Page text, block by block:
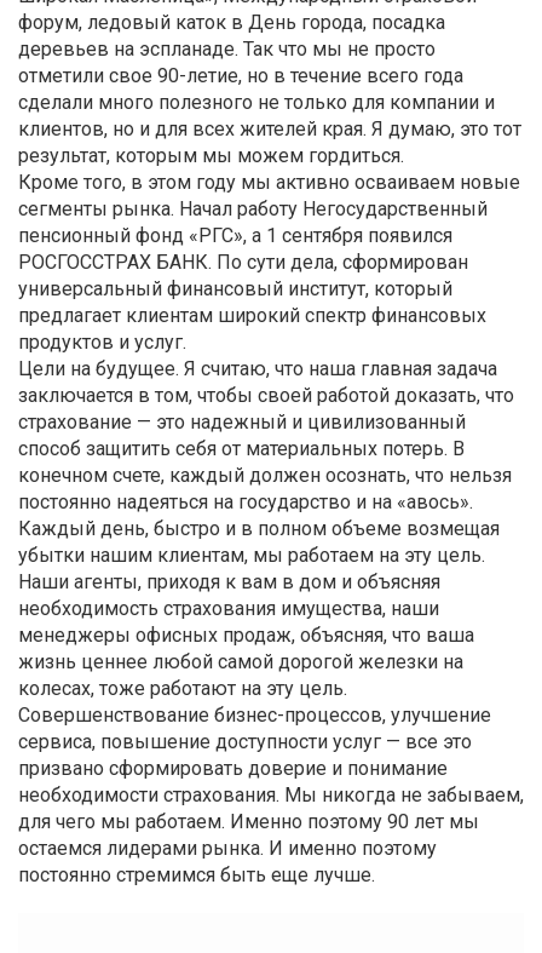
форум, ледовый каток в День города, посадка
деревьев на эспланаде. Так что мы не просто
отметили свое 90-летие, но в течение всего года
сделали много полезного не только для компании и
клиентов, но и для всех жителей края. Я думаю, это тот
результат, которым мы можем гордиться.
Кроме того, в этом году мы активно осваиваем новые
сегменты рынка. Начал работу Негосударственный
пенсионный фонд «РГС», а 1 сентября появился
РОСГОССТРАХ БАНК. По сути дела, сформирован
универсальный финансовый институт, который
предлагает клиентам широкий спектр финансовых
продуктов и услуг.
Цели на будущее. Я считаю, что наша главная задача
заключается в том, чтобы своей работой доказать, что
страхование — это надежный и цивилизованный
способ защитить себя от материальных потерь. В
конечном счете, каждый должен осознать, что нельзя
постоянно надеяться на государство и на «авось».
Каждый день, быстро и в полном объеме возмещая
убытки нашим клиентам, мы работаем на эту цель.
Наши агенты, приходя к вам в дом и объясняя
необходимость страхования имущества, наши
менеджеры офисных продаж, объясняя, что ваша
жизнь ценнее любой самой дорогой железки на
колесах, тоже работают на эту цель.
Совершенствование бизнес-процессов, улучшение
сервиса, повышение доступности услуг — все это
призвано сформировать доверие и понимание
необходимости страхования. Мы никогда не забываем,
для чего мы работаем. Именно поэтому 90 лет мы
остаемся лидерами рынка. И именно поэтому
постоянно стремимся быть еще лучше.